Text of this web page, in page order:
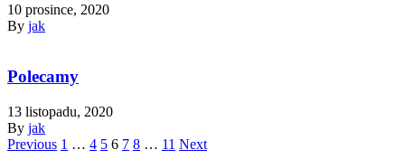
10 prosince, 2020
By jak
Polecamy
13 listopadu, 2020
By jak
Previous 1 … 4 5 6 7 8 … 11 Next